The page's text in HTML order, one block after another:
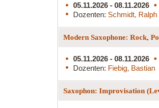
05.11.2026 - 08.11.2026
Dozenten: Schmidt, Ralph
Modern Saxophone: Rock,
05.11.2026 - 08.11.2026
Dozenten: Fiebig, Bastian
Saxophon: Improvisation